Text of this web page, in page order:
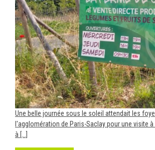
Une belle journée sous le soleil attendait les
l'agglomération de Paris-Saclay pour une visite
à [...]